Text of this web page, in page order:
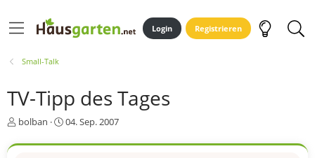
Login Registrieren
Small-Talk
TV-Tipp des Tages
E
s
bolban
E
s
04. Sep. 2007